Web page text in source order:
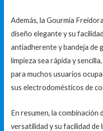
Además, la Gourmia
diseño elegante y su
antiadherente y bandeja de
limpieza sea rápida y
para muchos usuarios
sus electrodomésticos de
En resumen, la combinación
versatilidad y su facilidad de